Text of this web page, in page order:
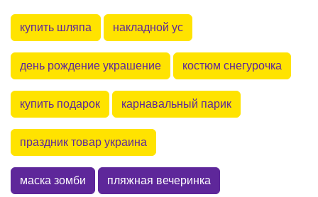
купить шляпа накладной ус
день рождение украшение костюм снегурочка
купить подарок карнавальный парик
праздник товар украина
маска зомби пляжная вечеринка